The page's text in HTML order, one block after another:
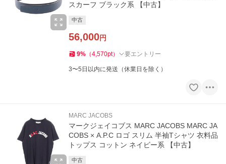
スカーフ ブラック系 【中古】
中古
56,000円
9% （4,570pt） 要エントリー
3〜5日以内に発送（休業日を除く）
MARC JACOBS
マークジェイコブス MARC JACOBS MARC JA
COBS × A.P.C ロゴ スリム 半袖Tシャツ 衣料品
トップス コットン ネイビー系 【中古】
中古